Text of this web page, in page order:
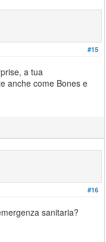
#15
a tua
anche come Bones e
#16
sanitaria?